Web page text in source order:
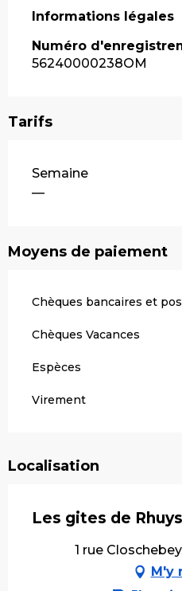
Informations légales
Informations légales
Numéro
56240000238OM
Tarifs
Tarifs 2026
Semaine
—
Moyens de paiement
Chèques bancaires et
Chèques Vacances
Espèces
Virement
Localisation
Les gites de
1 rue
M'y